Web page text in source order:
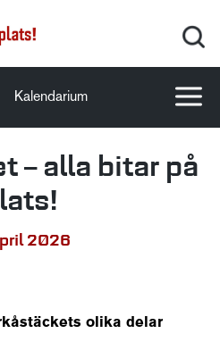
Kalendarium
– alla bitar på
2026
olika delar